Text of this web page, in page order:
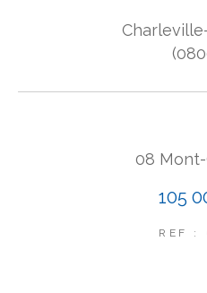
08
105
REF :
EXCLUSIVITÉS